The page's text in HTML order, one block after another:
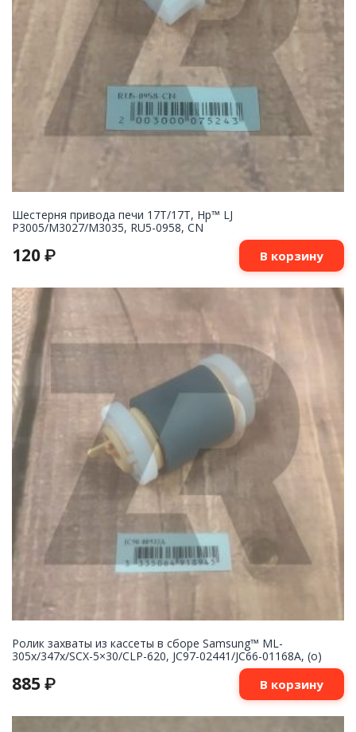
Шестерня привода печи 17T/17T, Hp™ LJ
P3005/M3027/M3035, RU5-0958, CN
120 ₽ В корзину
Ролик захваты из кассеты в сборе Samsung™ ML-
305x/347x/SCX-5×30/CLP-620, JC97-02441/JC66-01168A, (o)
885 ₽ В корзину